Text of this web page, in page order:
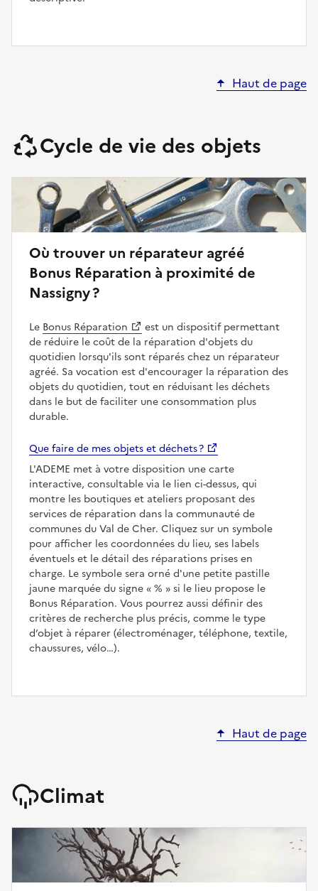
Haut de page
Cycle de vie des objets
Où trouver un réparateur agréé
Bonus Réparation à proximité de
Nassigny ?
Le Bonus Réparation
est un dispositif permettant
de réduire le coût de la réparation d'objets du
quotidien lorsqu'ils sont réparés chez un réparateur
agréé. Sa vocation est d'encourager la réparation des
objets du quotidien, tout en réduisant les déchets
dans le but de faciliter une consommation plus
durable.
Que faire de mes objets et déchets ?
L'ADEME met à votre disposition une carte
interactive, consultable via le lien ci-dessus, qui
montre les boutiques et ateliers proposant des
services de réparation dans la communauté de
communes du Val de Cher. Cliquez sur un symbole
pour afficher les coordonnées du lieu, ses labels
éventuels et le détail des réparations prises en
charge. Le symbole sera orné d'une petite pastille
jaune marquée du signe
%
si le lieu propose le
Bonus Réparation. Vous pourrez aussi définir des
critères de recherche plus précis, comme le type
d’objet à réparer (électroménager, téléphone, textile,
chaussures, vélo…).
Haut de page
Climat